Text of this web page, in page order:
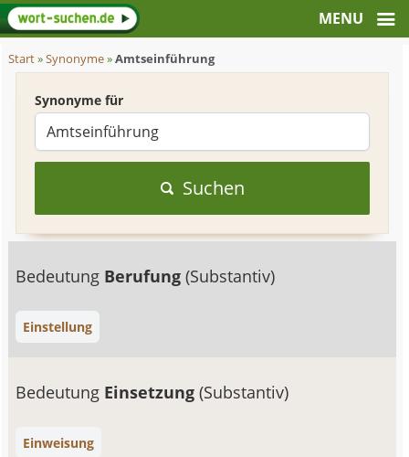
Start»Synonyme»Amtseinführung
Synonyme für
Suchen
Bedeutung Berufung(Substantiv)
Einstellung
Bedeutung Einsetzung(Substantiv)
Einweisung